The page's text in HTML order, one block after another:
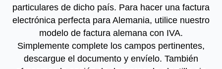
particulares de dicho país. Para hacer una factura
electrónica perfecta para Alemania, utilice nuestro
modelo de factura alemana con IVA.
Simplemente complete los campos pertinentes,
descargue el documento y envíelo. También